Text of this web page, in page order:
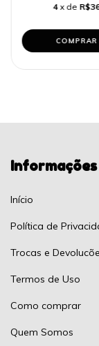
4 x de
COMPRAR
Início
Política de
Trocas e
Termos de Uso
Como comprar
Quem Somos